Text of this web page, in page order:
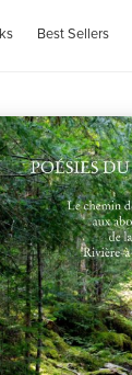
Best Sellers